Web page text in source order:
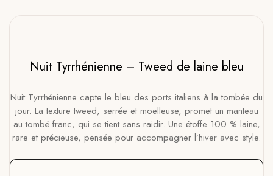
Nuit Tyrrhénienne – Tweed de laine bleu
Nuit Tyrrhénienne capte le bleu des ports italiens à la tombée du
jour. La texture tweed, serrée et moelleuse, promet un manteau
au tombé franc, qui se tient sans raidir. Une étoffe 100 % laine,
rare et précieuse, pensée pour accompagner l’hiver avec style.